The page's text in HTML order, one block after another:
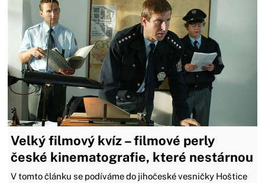
Velký filmový kvíz – filmové perly
české kinematografie, které nestárnou
V tomto článku se podíváme do jihočeské vesničky Hoštice